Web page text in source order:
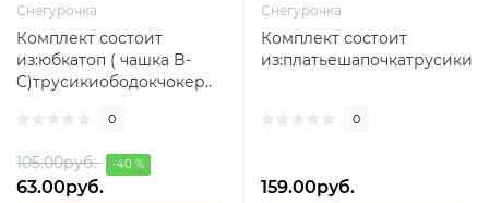
Снегурочка
Комплект состоит
из:юбкатоп ( чашка B-
C)трусикиободокчокер..
0
105.00руб. -40 %
63.00руб.
Снегурочка
Комплект состоит
0
159.00руб.